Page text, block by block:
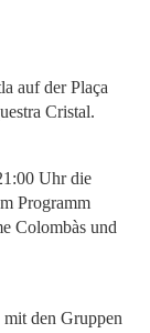
auf der Plaça
Cristal.
Uhr die
Programm
Colombàs und
den Gruppen